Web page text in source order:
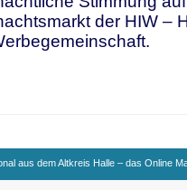
der HIW –
aus dem Altkreis Halle – das Online